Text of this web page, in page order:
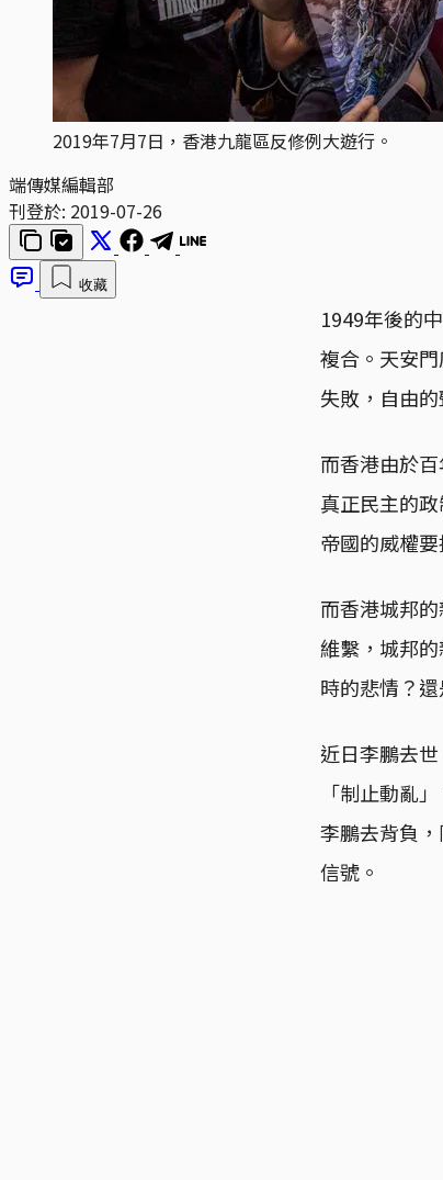
2019年7月7日，香港九龍區反修例大遊行。
端傳媒編輯部
刊登於: 2019-07-26
收藏
1949年後的
複合。天安
失敗，自由
而香港由於
真正民主的
帝國的威權
而香港城邦
維繫，城邦
時的悲情？
近日李鵬去
「制止動亂
李鵬去背負
信號。